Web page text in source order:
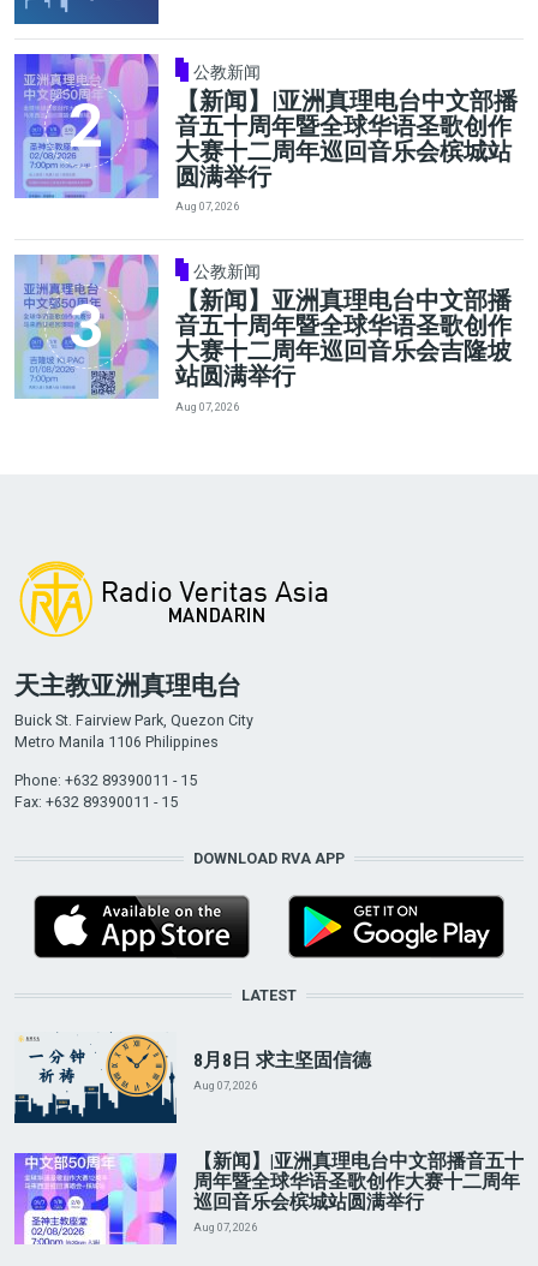
公教新闻
【新闻】|亚洲真理电台中文部播
音五十周年暨全球华语圣歌创作
大赛十二周年巡回音乐会槟城站
圆满举行
Aug 07, 2026
公教新闻
【新闻】亚洲真理电台中文部播
音五十周年暨全球华语圣歌创作
大赛十二周年巡回音乐会吉隆坡
站圆满举行
Aug 07, 2026
天主教亚洲真理电台
Buick St. Fairview Park, Quezon City
Metro Manila 1106 Philippines
Phone: +632 89390011 - 15
Fax: +632 89390011 - 15
DOWNLOAD RVA APP
LATEST
8月8日 求主坚固信德
Aug 07, 2026
【新闻】|亚洲真理电台中文部播音五十
周年暨全球华语圣歌创作大赛十二周年
巡回音乐会槟城站圆满举行
Aug 07, 2026